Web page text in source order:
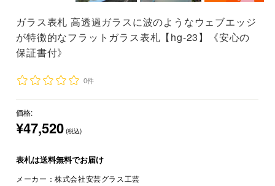
ガラス表札 高透過ガラスに波のようなウェブエッジ
が特徴的なフラットガラス表札【hg-23】《安心の
保証書付》
0件
価格:
¥47,520 (税込)
表札は送料無料でお届け
メーカー：株式会社安芸グラス工芸